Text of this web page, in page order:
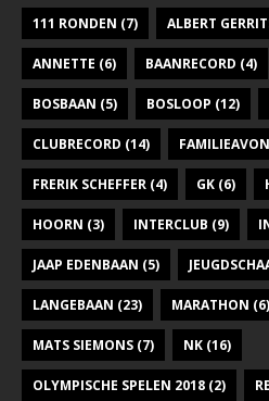
111 RONDEN (7) ALBERT
ANNETTE (6) BAANRECORD (4)
BOSBAAN (5) BOSLOOP (12)
CLUBRECORD (14)
FRERIK SCHEFFER (4) GK (6)
HOORN (3) INTERCLUB (9)
JAAP EDENBAAN (5)
LANGEBAAN (23) MARATHON (6)
MATS SIEMONS (7) NK (16)
OLYMPISCHE SPELEN 2018 (2)